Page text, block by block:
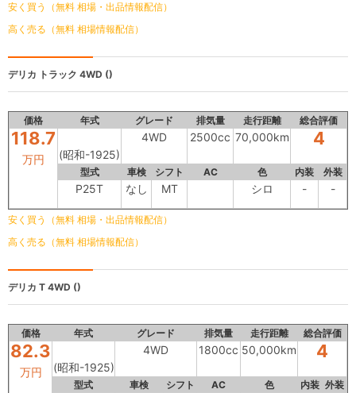
安く買う（無料 相場・出品情報配信）
高く売る（無料 相場情報配信）
デリカ トラック 4WD ()
価格 年式 グレード 排気量 走行距離 総合評価
118.7
万円 (昭和-1925)
4WD 2500cc 70,000km 4
型式 車検 シフト AC 色 内装 外装
P25T なし MT シロ - -
安く買う（無料 相場・出品情報配信）
高く売る（無料 相場情報配信）
デリカ T 4WD ()
価格 年式 グレード 排気量 走行距離 総合評価
82.3
万円 (昭和-1925)
4WD 1800cc 50,000km 4
型式 車検 シフト AC 色 内装 外装